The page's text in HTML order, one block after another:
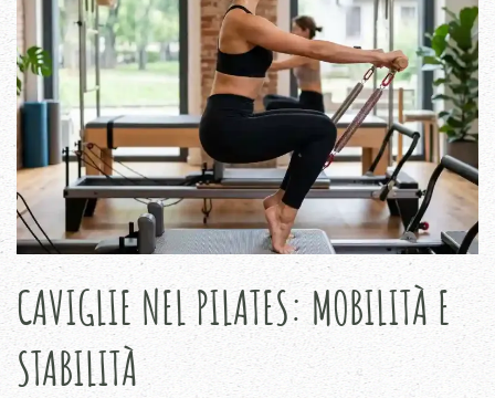
CAVIGLIE NEL PILATES: MOBILITÀ E
STABILITÀ